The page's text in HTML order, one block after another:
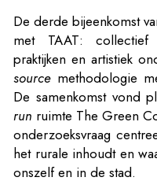
De derde bijeenkomst
met TAAT: collectief
praktijken en artistiek
source methodologie
De samenkomst vond
run ruimte The Green
onderzoeksvraag
het rurale inhoudt en
onszelf en in de stad.